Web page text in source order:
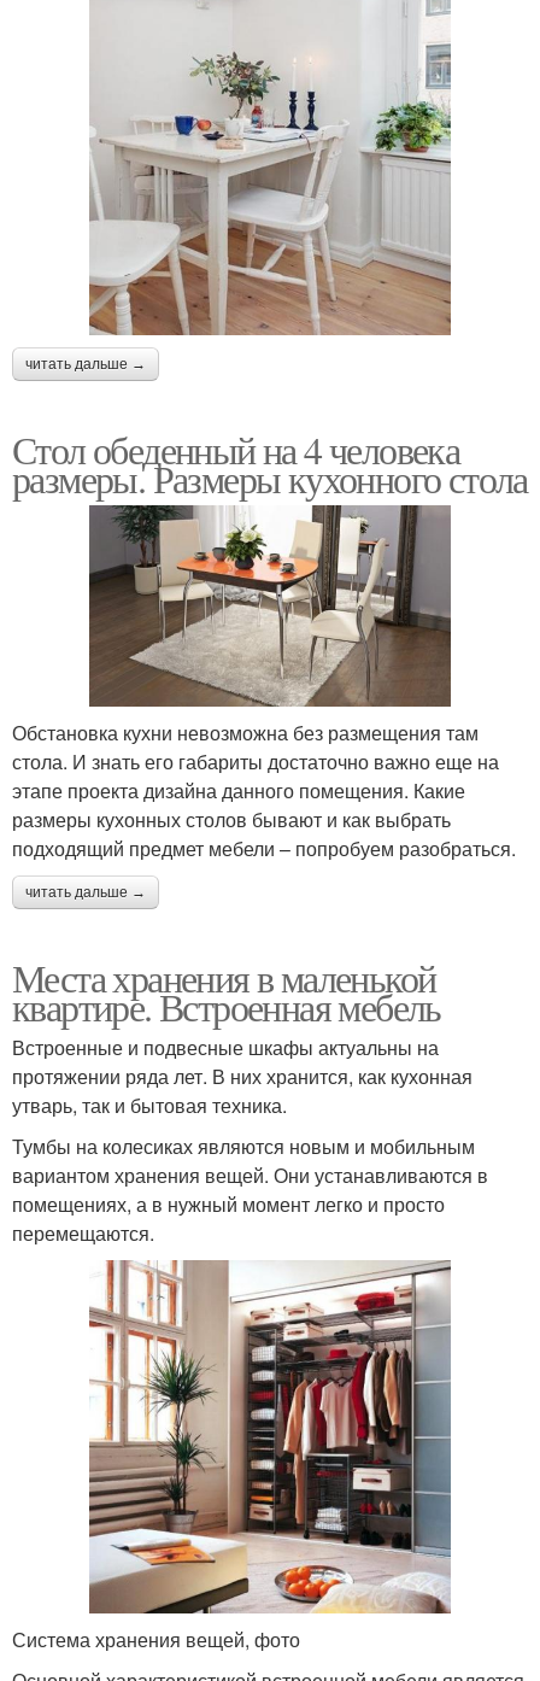
читать дальше →
Стол обеденный на 4 человека
размеры. Размеры кухонного стола
Обстановка кухни невозможна без размещения там
стола. И знать его габариты достаточно важно еще на
этапе проекта дизайна данного помещения. Какие
размеры кухонных столов бывают и как выбрать
подходящий предмет мебели – попробуем разобраться.
читать дальше →
Места хранения в маленькой
квартире. Встроенная мебель
Встроенные и подвесные шкафы актуальны на
протяжении ряда лет. В них хранится, как кухонная
утварь, так и бытовая техника.
Тумбы на колесиках являются новым и мобильным
вариантом хранения вещей. Они устанавливаются в
помещениях, а в нужный момент легко и просто
перемещаются.
Система хранения вещей, фото